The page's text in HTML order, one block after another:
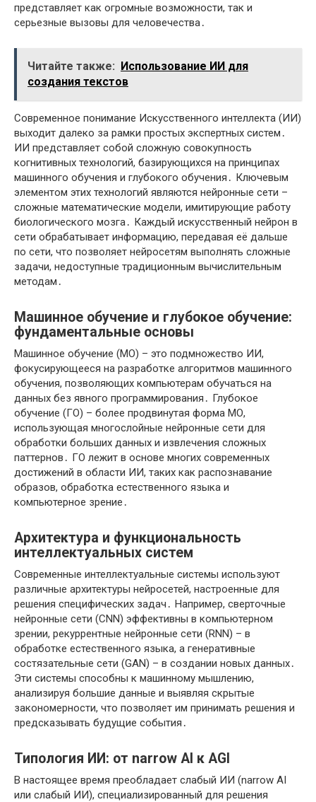
представляет как огромные возможности, так и
серьезные вызовы для человечества․
Читайте также: Использование ИИ для
создания текстов
Современное понимание Искусственного интеллекта (ИИ)
выходит далеко за рамки простых экспертных систем․
ИИ представляет собой сложную совокупность
когнитивных технологий, базирующихся на принципах
машинного обучения и глубокого обучения․ Ключевым
элементом этих технологий являются нейронные сети –
сложные математические модели, имитирующие работу
биологического мозга․ Каждый искусственный нейрон в
сети обрабатывает информацию, передавая её дальше
по сети, что позволяет нейросетям выполнять сложные
задачи, недоступные традиционным вычислительным
методам․
Машинное обучение и глубокое обучение:
фундаментальные основы
Машинное обучение (МО) – это подмножество ИИ,
фокусирующееся на разработке алгоритмов машинного
обучения, позволяющих компьютерам обучаться на
данных без явного программирования․ Глубокое
обучение (ГО) – более продвинутая форма МО,
использующая многослойные нейронные сети для
обработки больших данных и извлечения сложных
паттернов․ ГО лежит в основе многих современных
достижений в области ИИ, таких как распознавание
образов, обработка естественного языка и
компьютерное зрение․
Архитектура и функциональность
интеллектуальных систем
Современные интеллектуальные системы используют
различные архитектуры нейросетей, настроенные для
решения специфических задач․ Например, сверточные
нейронные сети (CNN) эффективны в компьютерном
зрении, рекуррентные нейронные сети (RNN) – в
обработке естественного языка, а генеративные
состязательные сети (GAN) – в создании новых данных․
Эти системы способны к машинному мышлению,
анализируя большие данные и выявляя скрытые
закономерности, что позволяет им принимать решения и
предсказывать будущие события․
Типология ИИ: от narrow AI к AGI
В настоящее время преобладает слабый ИИ (narrow AI
или слабый ИИ), специализированный для решения